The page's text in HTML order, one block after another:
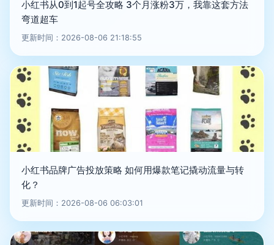
小红书从0到1起号全攻略 3个月涨粉3万，我靠这套方法
弯道超车
更新时间：2026-08-06 21:18:55
小红书品牌广告投放策略 如何用爆款笔记撬动流量与转
化？
更新时间：2026-08-06 06:03:01